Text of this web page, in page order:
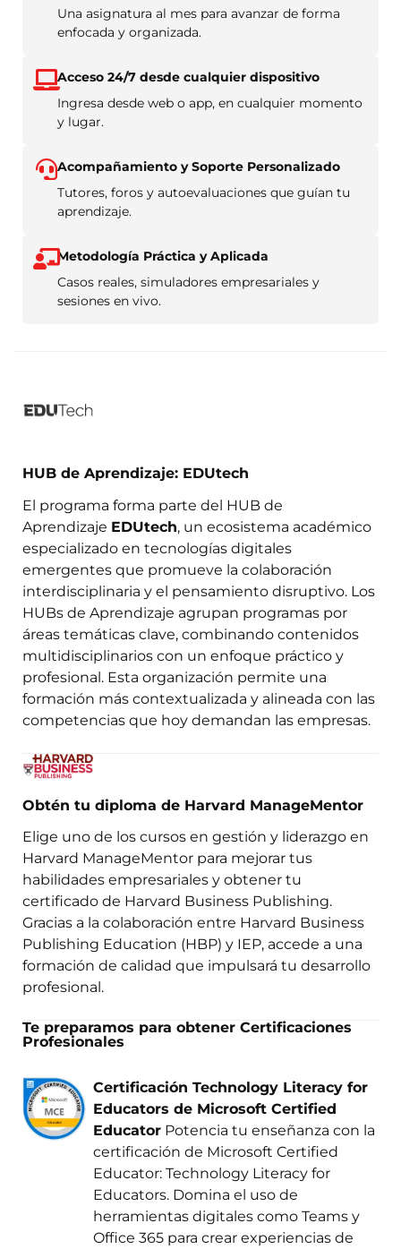
Una asignatura al mes para avanzar de forma
enfocada y organizada.
Acceso 24/7 desde cualquier dispositivo
Ingresa desde web o app, en cualquier momento
y lugar.
Acompañamiento y Soporte Personalizado
Tutores, foros y autoevaluaciones que guían tu
aprendizaje.
Metodología Práctica y Aplicada
Casos reales, simuladores empresariales y
sesiones en vivo.
HUB de Aprendizaje: EDUtech
El programa forma parte del HUB de
Aprendizaje EDUtech, un ecosistema académico
especializado en tecnologías digitales
emergentes que promueve la colaboración
interdisciplinaria y el pensamiento disruptivo. Los
HUBs de Aprendizaje agrupan programas por
áreas temáticas clave, combinando contenidos
multidisciplinarios con un enfoque práctico y
profesional. Esta organización permite una
formación más contextualizada y alineada con las
competencias que hoy demandan las empresas.
Obtén tu diploma de Harvard ManageMentor
Elige uno de los cursos en gestión y liderazgo en
Harvard ManageMentor para mejorar tus
habilidades empresariales y obtener tu
certificado de Harvard Business Publishing.
Gracias a la colaboración entre Harvard Business
Publishing Education (HBP) y IEP, accede a una
formación de calidad que impulsará tu desarrollo
profesional.
Te preparamos para obtener Certificaciones
Profesionales
Certificación Technology Literacy for
Educators de Microsoft Certified
Educator Potencia tu enseñanza con la
certificación de Microsoft Certified
Educator: Technology Literacy for
Educators. Domina el uso de
herramientas digitales como Teams y
Office 365 para crear experiencias de